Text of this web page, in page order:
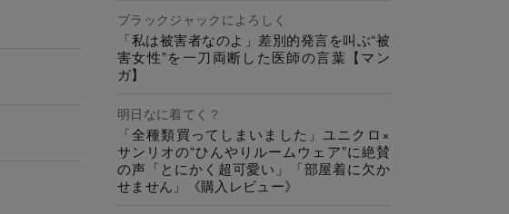
ブラックジャックによろしく
「私は被害者なのよ」差別的発言を叫ぶ“被
害女性”を一刀両断した医師の言葉【マン
ガ】
明日なに着てく？
「全種類買ってしまいました」ユニクロ×
サンリオの“ひんやりルームウェア”に絶賛
の声「とにかく超可愛い」「部屋着に欠か
せません」《購入レビュー》